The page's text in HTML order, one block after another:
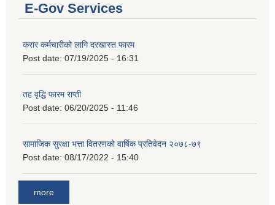
E-Gov Services
करार कर्मचारीको लागि दरखास्त फारम
Post date: 07/19/2025 - 16:31
तह वृद्धि फारम राप्ती
Post date: 06/20/2025 - 11:46
सामाजिक सुरक्षा भत्ता वितरणको वार्षिक प्रतिवेदन २०७८-७९
Post date: 08/17/2022 - 15:40
more